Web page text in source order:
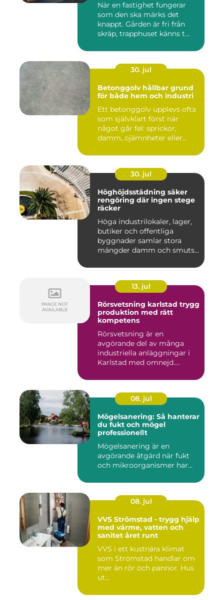
När en fastighet fungerar
som den ska märks det
knappt. Gården är fri från
skräp, trapphuset känns t...
30. jul
Betonggolv hållbar grund
för både hem och industri
Ett betonggolv upplevs ofta
som självklart först när
något går fel: sprickor,
damm, ojämnheter eller...
30. jul
Höghöjdsstädning säker
rengöring där ingen stege
räcker
Höga industrilokaler, lager,
butiker och offentliga
byggnader samlar stora
mängder damm och smuts
13. jul
Rörsvetsning karlstad trygg
produktion med rätt
kompetens
Rörsvetsning är en
avgörande del av många
industriella anläggningar i
Karlstad med omnejd.
08. jul
Mögelsanering: Så hanterar
du fukt och mögel
professionellt
Mögelsanering är en
avgörande åtgärd när fukt
och mikroorganismer har...
08. jul
VVS Strömstad - trygg hjälp
med värme, vatten och
sanitet året runt
VVS i ett kustnära klimat
som Strömstad handlar om
mer än rör och pannor. Hus
ut...